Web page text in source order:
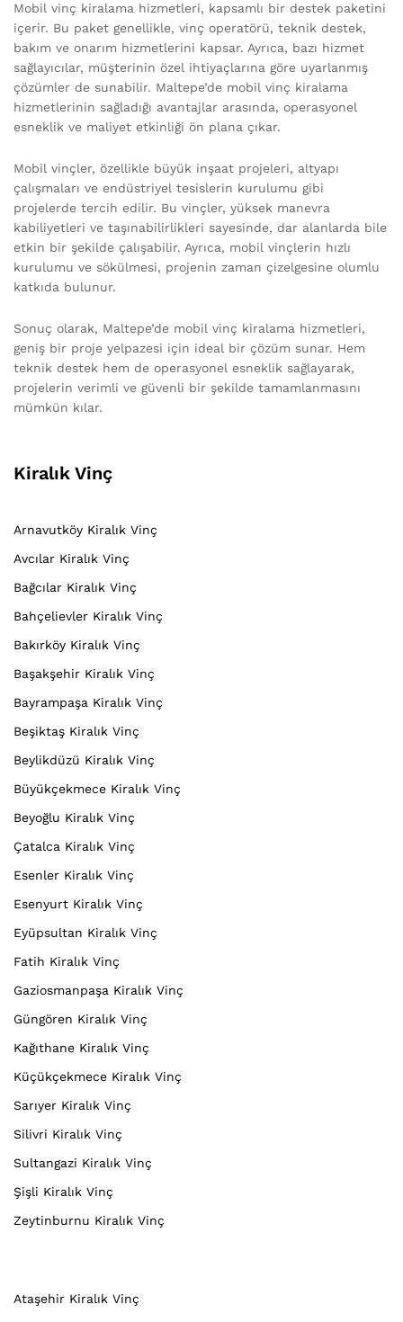
Mobil vinç kiralama hizmetleri, kapsamlı bir destek paketini
içerir. Bu paket genellikle, vinç operatörü, teknik destek,
bakım ve onarım hizmetlerini kapsar. Ayrıca, bazı hizmet
sağlayıcılar, müşterinin özel ihtiyaçlarına göre uyarlanmış
çözümler de sunabilir. Maltepe’de mobil vinç kiralama
hizmetlerinin sağladığı avantajlar arasında, operasyonel
esneklik ve maliyet etkinliği ön plana çıkar.
Mobil vinçler, özellikle büyük inşaat projeleri, altyapı
çalışmaları ve endüstriyel tesislerin kurulumu gibi
projelerde tercih edilir. Bu vinçler, yüksek manevra
kabiliyetleri ve taşınabilirlikleri sayesinde, dar alanlarda bile
etkin bir şekilde çalışabilir. Ayrıca, mobil vinçlerin hızlı
kurulumu ve sökülmesi, projenin zaman çizelgesine olumlu
katkıda bulunur.
Sonuç olarak, Maltepe’de mobil vinç kiralama hizmetleri,
geniş bir proje yelpazesi için ideal bir çözüm sunar. Hem
teknik destek hem de operasyonel esneklik sağlayarak,
projelerin verimli ve güvenli bir şekilde tamamlanmasını
mümkün kılar.
Kiralık Vinç
Arnavutköy Kiralık Vinç
Avcılar Kiralık Vinç
Bağcılar Kiralık Vinç
Bahçelievler Kiralık Vinç
Bakırköy Kiralık Vinç
Başakşehir Kiralık Vinç
Bayrampaşa Kiralık Vinç
Beşiktaş Kiralık Vinç
Beylikdüzü Kiralık Vinç
Büyükçekmece Kiralık Vinç
Beyoğlu Kiralık Vinç
Çatalca Kiralık Vinç
Esenler Kiralık Vinç
Esenyurt Kiralık Vinç
Eyüpsultan Kiralık Vinç
Fatih Kiralık Vinç
Gaziosmanpaşa Kiralık Vinç
Güngören Kiralık Vinç
Kağıthane Kiralık Vinç
Küçükçekmece Kiralık Vinç
Sarıyer Kiralık Vinç
Silivri Kiralık Vinç
Sultangazi Kiralık Vinç
Şişli Kiralık Vinç
Zeytinburnu Kiralık Vinç
Ataşehir Kiralık Vinç